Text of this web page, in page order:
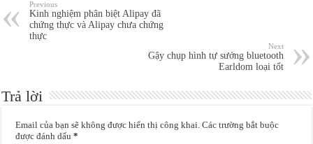
Previous
Kinh nghiệm phân biệt Alipay đã
chứng thực và Alipay chưa chứng
thực
Next
Gậy chụp hình tự sướng bluetooth
Earldom loại tốt
Trả lời
Email của bạn sẽ không được hiển thị công khai. Các trường bắt buộc
được đánh dấu*